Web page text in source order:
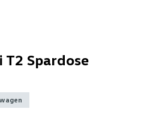
Spardose